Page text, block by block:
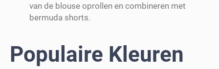
van de blouse oprollen en combineren met
bermuda shorts.
Populaire Kleuren